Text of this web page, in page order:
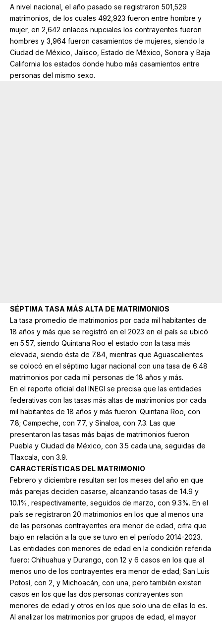
A nivel nacional, el año pasado se registraron 501,529
matrimonios, de los cuales 492,923 fueron entre hombre y
mujer, en 2,642 enlaces nupciales los contrayentes fueron
hombres y 3,964 fueron casamientos de mujeres, siendo la
Ciudad de México, Jalisco, Estado de México, Sonora y Baja
California los estados donde hubo más casamientos entre
personas del mismo sexo.
SÉPTIMA TASA MÁS ALTA DE MATRIMONIOS
La tasa promedio de matrimonios por cada mil habitantes de
18 años y más que se registró en el 2023 en el país se ubicó
en 5.57, siendo Quintana Roo el estado con la tasa más
elevada, siendo ésta de 7.84, mientras que Aguascalientes
se colocó en el séptimo lugar nacional con una tasa de 6.48
matrimonios por cada mil personas de 18 años y más.
En el reporte oficial del INEGI se precisa que las entidades
federativas con las tasas más altas de matrimonios por cada
mil habitantes de 18 años y más fueron: Quintana Roo, con
7.8; Campeche, con 7.7, y Sinaloa, con 7.3. Las que
presentaron las tasas más bajas de matrimonios fueron
Puebla y Ciudad de México, con 3.5 cada una, seguidas de
Tlaxcala, con 3.9.
CARACTERÍSTICAS DEL MATRIMONIO
Febrero y diciembre resultan ser los meses del año en que
más parejas deciden casarse, alcanzando tasas de 14.9 y
10.1%, respectivamente, seguidos de marzo, con 9.3%. En el
país se registraron 20 matrimonios en los que al menos una
de las personas contrayentes era menor de edad, cifra que
bajo en relación a la que se tuvo en el período 2014-2023.
Las entidades con menores de edad en la condición referida
fuero: Chihuahua y Durango, con 12 y 6 casos en los que al
menos uno de los contrayentes era menor de edad; San Luis
Potosí, con 2, y Michoacán, con una, pero también existen
casos en los que las dos personas contrayentes son
menores de edad y otros en los que solo una de ellas lo es.
Al analizar los matrimonios por grupos de edad, el mayor